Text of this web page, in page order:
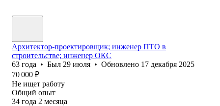
Архитектор-проектировщик; инженер ПТО в
строительстве; инженер ОКС
63 года • Был 29 июля • Обновлено 17 декабря 2025
70 000 ₽
Не ищет работу
Общий опыт
34 года 2 месяца